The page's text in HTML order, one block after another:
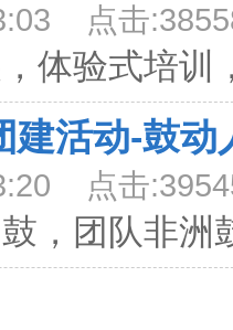
点击
，体验式培
建活动-鼓动
点击
鼓，团队非